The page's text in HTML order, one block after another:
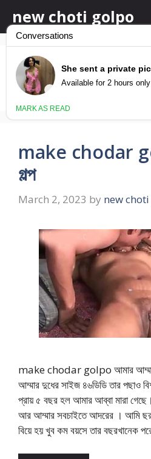
to
content
new choti golpo
make
make chodar
গল্প
March 2, 2023 by new
make chodar golpo আমার আম্মার
আম্মার দুধের সাইজ ৪৬ডিডি তার পছাও
প্রায় ৫ বছর হল আমার আব্বা মারা
আর আম্মার সবচাইতে আদরের । আমি
বিয়ে হয় খুব কম বয়সে তার বছরখানেক